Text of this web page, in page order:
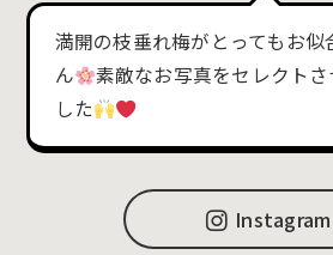
満開の枝垂れ梅がとってもお似
ん
素敵なお写真をセレクト
した
Instagram